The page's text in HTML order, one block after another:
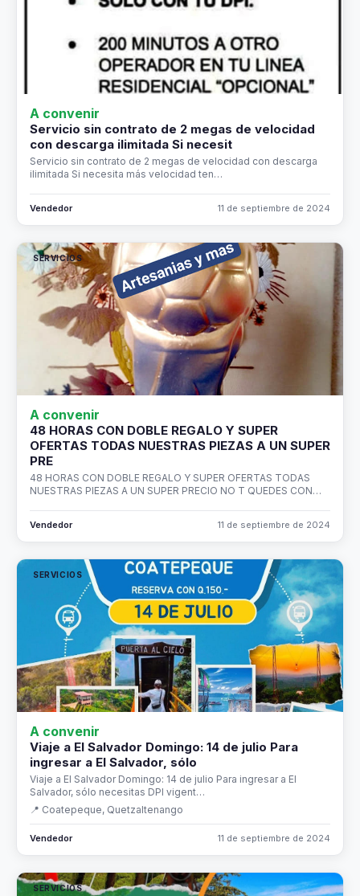
A convenir
Servicio sin contrato de 2 megas de velocidad
con descarga ilimitada Si necesit
Servicio sin contrato de 2 megas de velocidad con descarga
ilimitada Si necesita más velocidad ten…
Vendedor 11 de septiembre de 2024
SERVICIOS
A convenir
48 HORAS CON DOBLE REGALO Y SUPER
OFERTAS TODAS NUESTRAS PIEZAS A UN SUPER
PRE
48 HORAS CON DOBLE REGALO Y SUPER OFERTAS TODAS
NUESTRAS PIEZAS A UN SUPER PRECIO NO T QUEDES CON…
Vendedor 11 de septiembre de 2024
SERVICIOS
A convenir
Viaje a El Salvador Domingo: 14 de julio Para
ingresar a El Salvador, sólo
Viaje a El Salvador Domingo: 14 de julio Para ingresar a El
Salvador, sólo necesitas DPI vigent…
📍 Coatepeque, Quetzaltenango
Vendedor 11 de septiembre de 2024
SERVICIOS